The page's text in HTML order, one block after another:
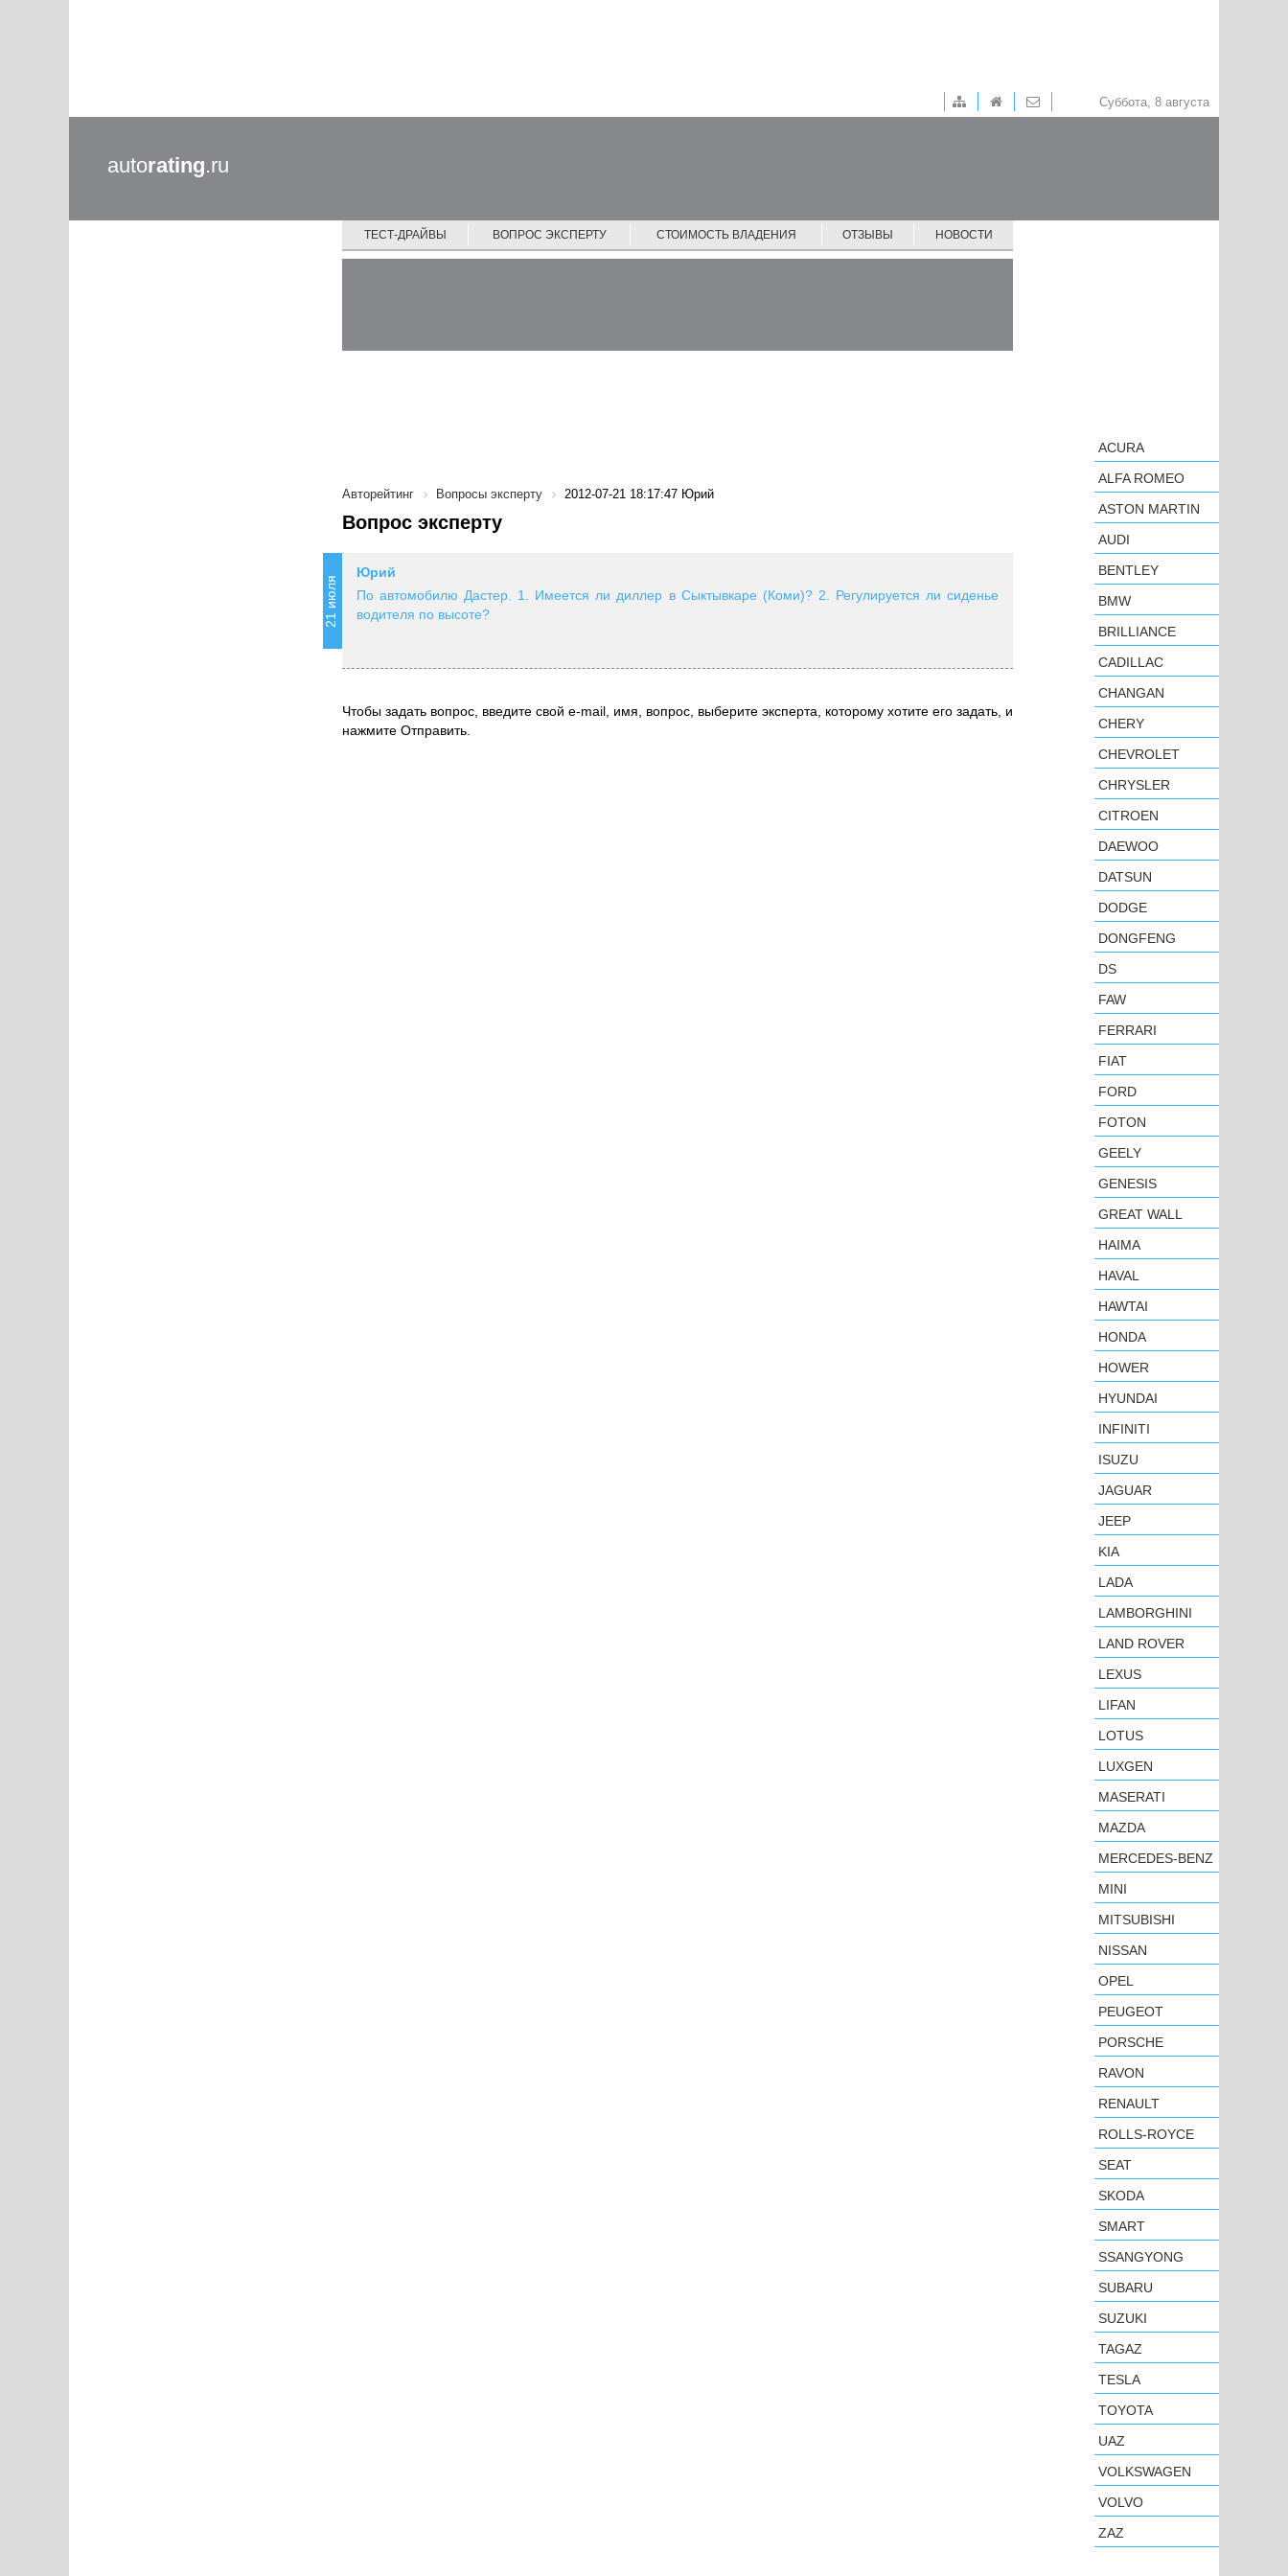
Суббота, 8 августа
autorating.ru
ТЕСТ-ДРАЙВЫ ВОПРОС ЭКСПЕРТУ СТОИМОСТЬ ВЛАДЕНИЯ ОТЗЫВЫ НОВОСТИ
Авторейтинг Вопросы эксперту 2012-07-21 18:17:47 Юрий
Вопрос эксперту
21 июля
Юрий
По автомобилю Дастер. 1. Имеется ли диллер в Сыктывкаре (Коми)? 2. Регулируется ли сиденье
водителя по высоте?
Чтобы задать вопрос, введите свой e-mail, имя, вопрос, выберите эксперта, которому хотите его задать, и
нажмите Отправить.
ACURA
ALFA ROMEO
ASTON MARTIN
AUDI
BENTLEY
BMW
BRILLIANCE
CADILLAC
CHANGAN
CHERY
CHEVROLET
CHRYSLER
CITROEN
DAEWOO
DATSUN
DODGE
DONGFENG
DS
FAW
FERRARI
FIAT
FORD
FOTON
GEELY
GENESIS
GREAT WALL
HAIMA
HAVAL
HAWTAI
HONDA
HOWER
HYUNDAI
INFINITI
ISUZU
JAGUAR
JEEP
KIA
LADA
LAMBORGHINI
LAND ROVER
LEXUS
LIFAN
LOTUS
LUXGEN
MASERATI
MAZDA
MERCEDES-BENZ
MINI
MITSUBISHI
NISSAN
OPEL
PEUGEOT
PORSCHE
RAVON
RENAULT
ROLLS-ROYCE
SEAT
SKODA
SMART
SSANGYONG
SUBARU
SUZUKI
TAGAZ
TESLA
TOYOTA
UAZ
VOLKSWAGEN
VOLVO
ZAZ